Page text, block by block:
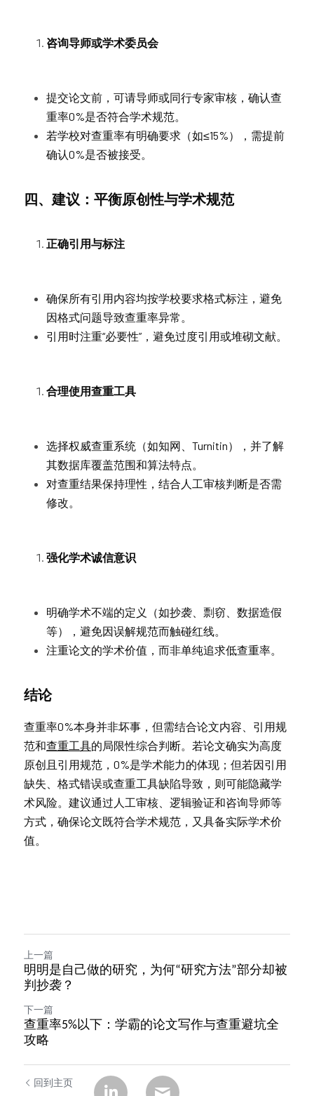
咨询导师或学术委员会
提交论文前，可请导师或同行专家审核，确认查
重率0%是否符合学术规范。
若学校对查重率有明确要求（如≤15%），需提前
确认0%是否被接受。
四、建议：平衡原创性与学术规范
正确引用与标注
确保所有引用内容均按学校要求格式标注，避免
因格式问题导致查重率异常。
引用时注重“必要性”，避免过度引用或堆砌文献。
合理使用查重工具
选择权威查重系统（如知网、Turnitin），并了解
其数据库覆盖范围和算法特点。
对查重结果保持理性，结合人工审核判断是否需
修改。
强化学术诚信意识
明确学术不端的定义（如抄袭、剽窃、数据造假
等），避免因误解规范而触碰红线。
注重论文的学术价值，而非单纯追求低查重率。
结论
查重率0%本身并非坏事，但需结合论文内容、引用规
范和查重工具的局限性综合判断。若论文确实为高度
原创且引用规范，0%是学术能力的体现；但若因引用
缺失、格式错误或查重工具缺陷导致，则可能隐藏学
术风险。建议通过人工审核、逻辑验证和咨询导师等
方式，确保论文既符合学术规范，又具备实际学术价
值。
上一篇
明明是自己做的研究，为何“研究方法”部分却被
判抄袭？
下一篇
查重率5%以下：学霸的论文写作与查重避坑全
攻略
回到主页